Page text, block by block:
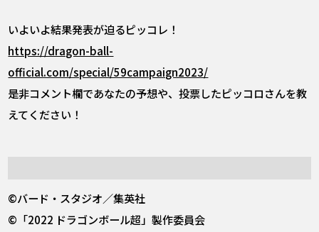
いよいよ結果発表が迫るピッコレ！
https://dragon-ball-
official.com/special/59campaign2023/
是非コメント欄であなたの予想や、投票したピッコロさんを教
えてください！
©バード・スタジオ／集英社
©「2022 ドラゴンボール超」製作委員会